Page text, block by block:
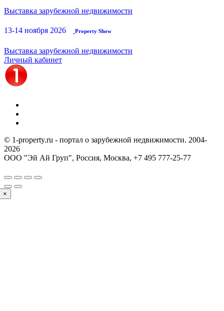
Выставка зарубежной недвижимости
13-14 ноября 2026 Property Show
Выставка зарубежной недвижимости
Личный кабинет
© 1-property.ru - портал о зарубежной недвижимости. 2004-
2026
ООО "Эй Ай Груп", Россия, Москва, +7 495 777-25-77
×